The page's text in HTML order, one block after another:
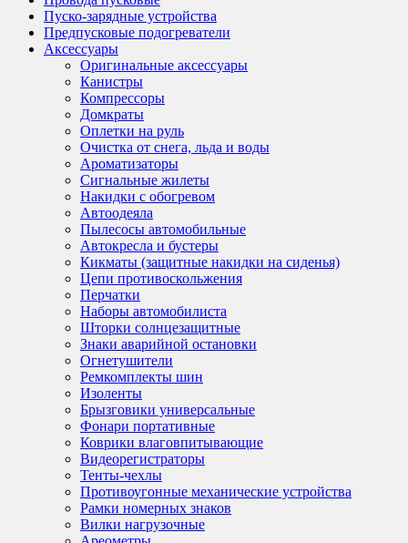
Пуско-зарядные устройства
Предпусковые подогреватели
Аксессуары
Оригинальные аксессуары
Канистры
Компрессоры
Домкраты
Оплетки на руль
Очистка от снега, льда и воды
Ароматизаторы
Сигнальные жилеты
Накидки с обогревом
Автоодеяла
Пылесосы автомобильные
Автокресла и бустеры
Кикматы (защитные накидки на сиденья)
Цепи противоскольжения
Перчатки
Наборы автомобилиста
Шторки солнцезащитные
Знаки аварийной остановки
Огнетушители
Ремкомплекты шин
Изоленты
Брызговики универсальные
Фонари портативные
Коврики влаговпитывающие
Видеорегистраторы
Тенты-чехлы
Противоугонные механические устройства
Рамки номерных знаков
Вилки нагрузочные